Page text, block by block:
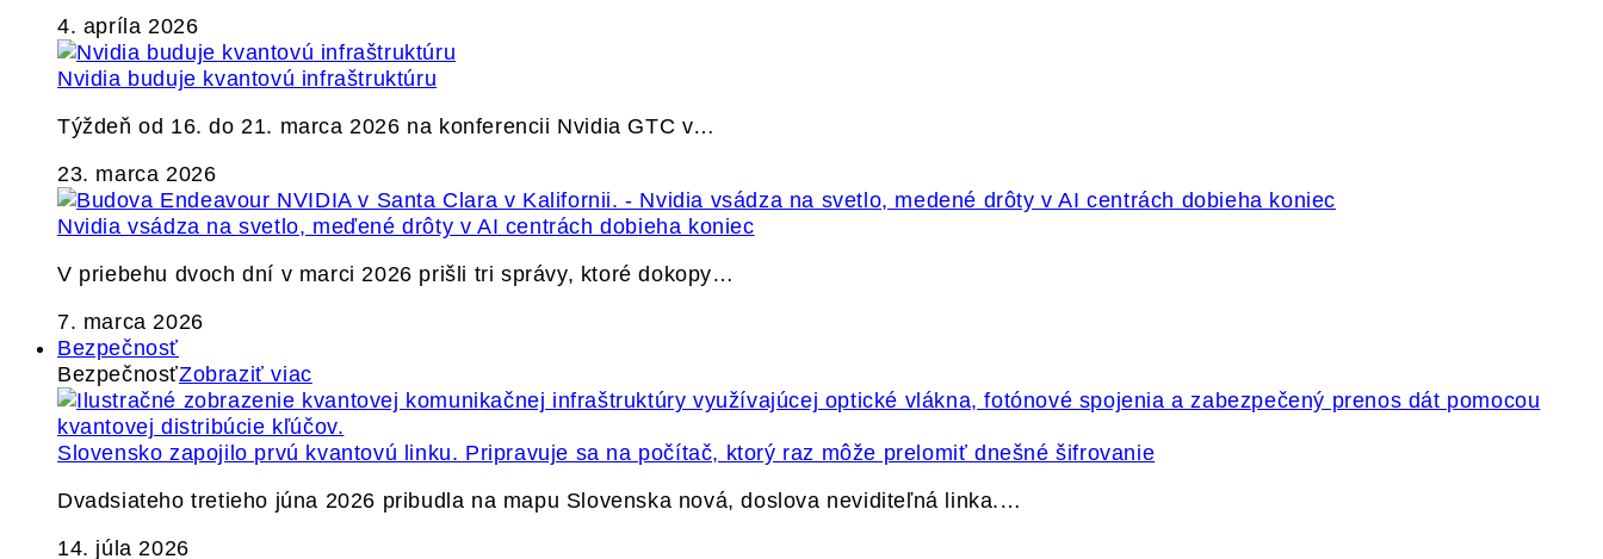
4. apríla 2026
Nvidia buduje kvantovú infraštruktúru
Týždeň od 16. do 21. marca 2026 na konferencii Nvidia GTC v…
23. marca 2026
Nvidia vsádza na svetlo, meďené drôty v AI centrách dobieha koniec
V priebehu dvoch dní v marci 2026 prišli tri správy, ktoré dokopy…
7. marca 2026
Bezpečnosť
BezpečnosťZobraziť viac
Slovensko zapojilo prvú kvantovú linku. Pripravuje sa na počítač, ktorý raz môže prelomiť dnešné šifrovanie
Dvadsiateho tretieho júna 2026 pribudla na mapu Slovenska nová, doslova neviditeľná linka.…
14. júla 2026